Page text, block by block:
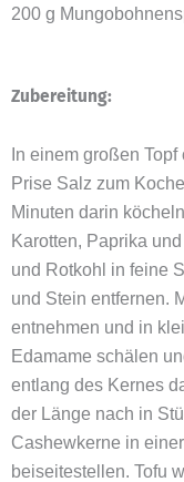
200 g
Zubereitung:
In einem großen
Prise Salz zum
Minuten darin
Karotten, Paprika
und Rotkohl in feine
und Stein entfernen.
entnehmen und in
Edamame schälen
entlang des Kernes
der Länge nach in
Cashewkerne in
beiseitestellen. Tofu